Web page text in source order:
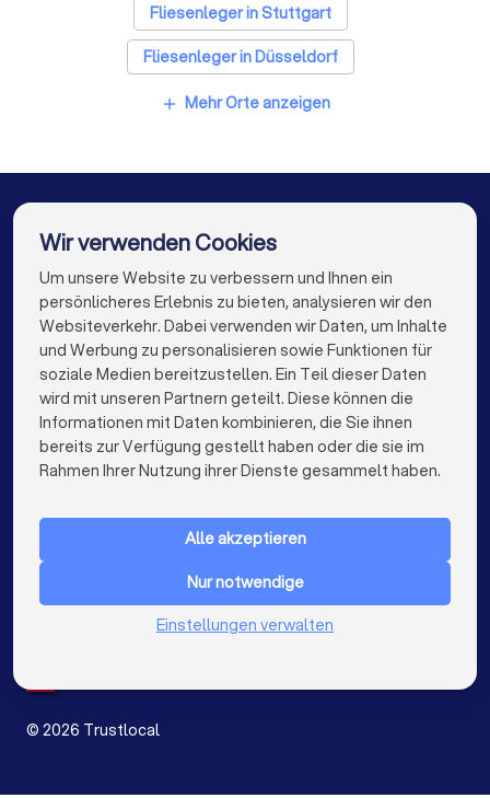
Fliesenleger in Stuttgart
Fliesenleger in Düsseldorf
Fliesenleger in Dortmund
Fliesenleger in Essen
Fliesenleger in Leipzig
Fliesenleger in Bochum
Fliesenleger in Wuppertal
Fliesenleger in Bielefeld
Fliesenleger in Bonn
Fliesenleger in Münster
add Mehr Orte anzeigen
Die besten Unternehmen für Sie
info@trustlocal.de
FÜR PRIVATPERSONEN
Niederlande
© 2026 Trustlocal
Wir verwenden Cookies
Um unsere Website zu verbessern und Ihnen ein
persönlicheres Erlebnis zu bieten, analysieren wir den
Websiteverkehr. Dabei verwenden wir Daten, um Inhalte
und Werbung zu personalisieren sowie Funktionen für
soziale Medien bereitzustellen. Ein Teil dieser Daten
wird mit unseren Partnern geteilt. Diese können die
Informationen mit Daten kombinieren, die Sie ihnen
bereits zur Verfügung gestellt haben oder die sie im
Rahmen Ihrer Nutzung ihrer Dienste gesammelt haben.
Alle akzeptieren
Nur notwendige
Einstellungen verwalten